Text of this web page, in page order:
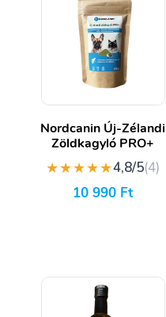
Nordcanin Új-Zélandi
Zöldkagyló PRO+
★★★★★4,8/5(4)
10 990 Ft